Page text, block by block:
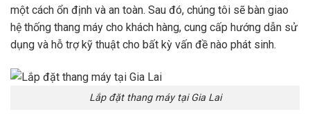
một cách ổn định và an toàn. Sau đó, chúng tôi sẽ bàn giao
hệ thống thang máy cho khách hàng, cung cấp hướng dẫn sử
dụng và hỗ trợ kỹ thuật cho bất kỳ vấn đề nào phát sinh.
Lắp đặt thang máy tại Gia Lai